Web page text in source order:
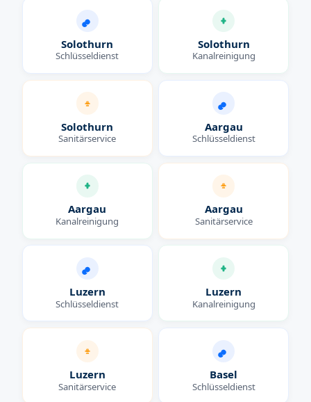
Solothurn
Schlüsseldienst
Solothurn
Kanalreinigung
Solothurn
Sanitärservice
Aargau
Schlüsseldienst
Aargau
Kanalreinigung
Aargau
Sanitärservice
Luzern
Schlüsseldienst
Luzern
Kanalreinigung
Luzern
Sanitärservice
Basel
Schlüsseldienst